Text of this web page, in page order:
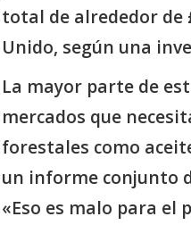
total de alrededor de
Unido, según una
La mayor parte de
mercados que
forestales como
un informe conjunto
«Eso es malo para